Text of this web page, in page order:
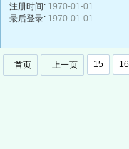
注册时间: 1970-01-01
最后登录: 1970-01-01
首页 上一页 15 16